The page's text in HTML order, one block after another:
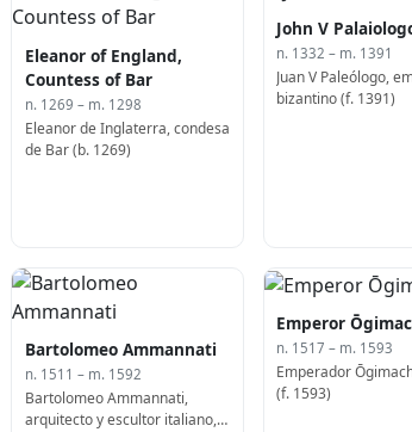
Eleanor of England,
Countess of Bar
n. 1269 – m. 1298
Eleanor de Inglaterra, condesa
de Bar (b. 1269)
John V
n. 1332 – m. 1391
Juan V Paleólogo,
bizantino (f. 1391)
Bartolomeo Ammannati
n. 1511 – m. 1592
Bartolomeo Ammannati,
arquitecto y escultor italiano,
Emperor
n. 1517 – m. 1593
Emperador
(f. 1593)